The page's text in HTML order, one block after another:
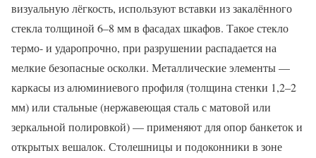
визуальную лёгкость, используют вставки из закалённого
стекла толщиной 6–8 мм в фасадах шкафов. Такое стекло
термо- и ударопрочно, при разрушении распадается на
мелкие безопасные осколки. Металлические элементы —
каркасы из алюминиевого профиля (толщина стенки 1,2–2
мм) или стальные (нержавеющая сталь с матовой или
зеркальной полировкой) — применяют для опор банкеток и
открытых вешалок. Столешницы и подоконники в зоне